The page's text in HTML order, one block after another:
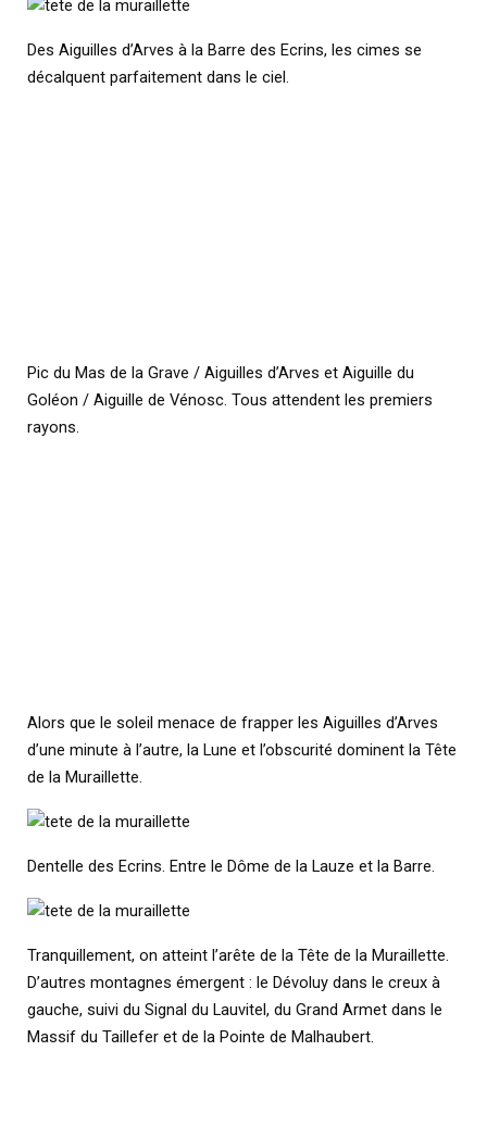
Des Aiguilles d’Arves à la Barre des Ecrins, les cimes se
décalquent parfaitement dans le ciel.
Pic du Mas de la Grave / Aiguilles d’Arves et Aiguille du
Goléon / Aiguille de Vénosc. Tous attendent les premiers
rayons.
Alors que le soleil menace de frapper les Aiguilles d’Arves
d’une minute à l’autre, la Lune et l’obscurité dominent la Tête
de la Muraillette.
Dentelle des Ecrins. Entre le Dôme de la Lauze et la Barre.
Tranquillement, on atteint l’arête de la Tête de la Muraillette.
D’autres montagnes émergent : le Dévoluy dans le creux à
gauche, suivi du Signal du Lauvitel, du Grand Armet dans le
Massif du Taillefer et de la Pointe de Malhaubert.